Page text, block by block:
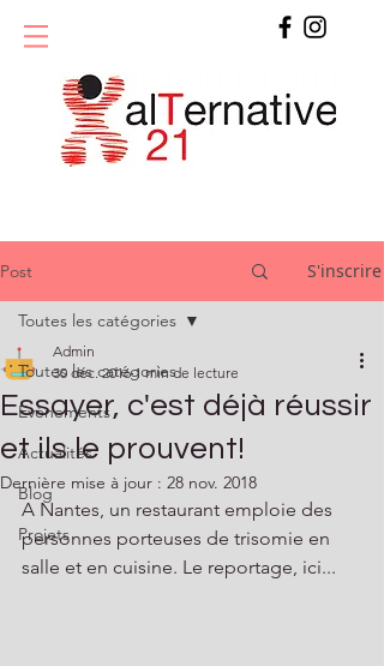
Post S'inscrire
Toutes les catégories
Evènements
Actualités
Blog
Projets
Toutes les catégories
Essayer, c'est déjà réussir
et ils le prouvent!
Admin
30 déc. 2016 1 min de lecture
Dernière mise à jour : 28 nov. 2018
A Nantes, un restaurant emploie des
personnes porteuses de trisomie en
salle et en cuisine. Le reportage, ici...